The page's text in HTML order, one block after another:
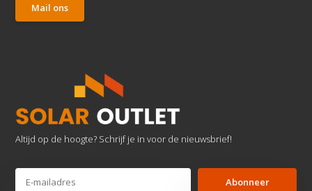
Mail ons
Altijd op de hoogte? Schrijf je in voor de nieuwsbrief!
Abonneer